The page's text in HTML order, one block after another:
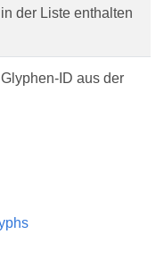
der Liste enthalten
ID aus der